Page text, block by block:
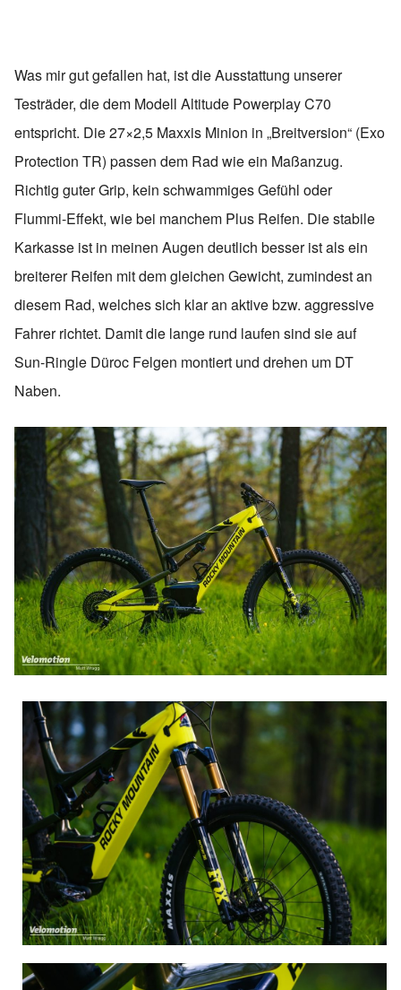
Was mir gut gefallen hat, ist die Ausstattung unserer
Testräder, die dem Modell Altitude Powerplay C70
entspricht. Die 27×2,5 Maxxis Minion in „Breitversion“ (Exo
Protection TR) passen dem Rad wie ein Maßanzug.
Richtig guter Grip, kein schwammiges Gefühl oder
Flummi-Effekt, wie bei manchem Plus Reifen. Die stabile
Karkasse ist in meinen Augen deutlich besser ist als ein
breiterer Reifen mit dem gleichen Gewicht, zumindest an
diesem Rad, welches sich klar an aktive bzw. aggressive
Fahrer richtet. Damit die lange rund laufen sind sie auf
Sun-Ringle Düroc Felgen montiert und drehen um DT
Naben.